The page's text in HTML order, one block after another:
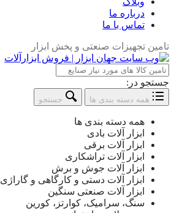
درباره ما
تماس با ما
تامین تجهیزات صنعتی و پخش ابزار
جستجو در:
همه دسته بندی ها جستجو
همه دسته بندی ها
ابزار آلات بادی
ابزار آلات برقی
ابزار آلات تراشکاری
ابزار آلات جوش و برش
ابزار آلات دستی و کارگاهی و گاراژی
ابزار آلات صنعتی سنگین
سنگ، سرامیک، کوارتز، کورین